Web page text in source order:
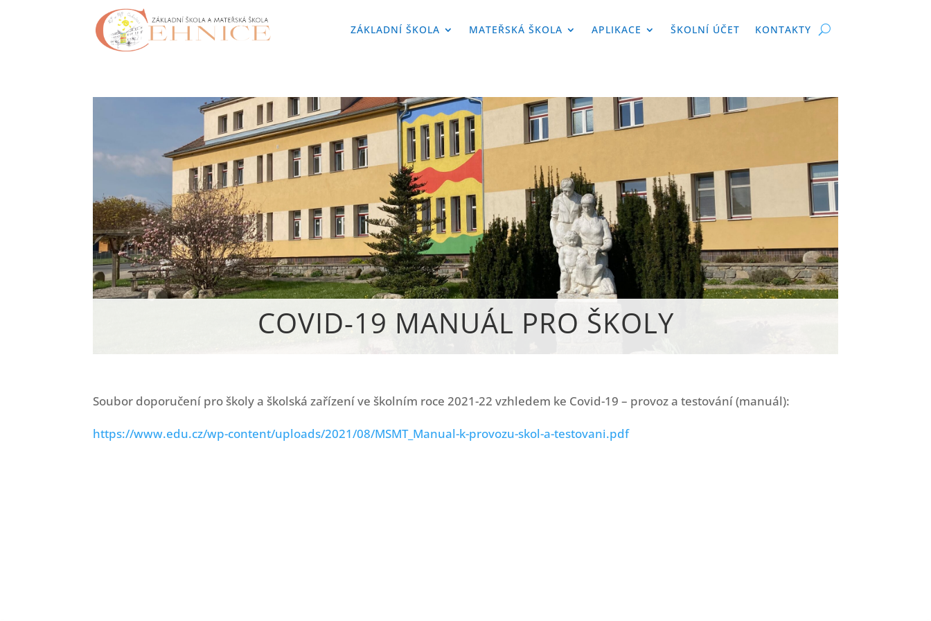
ZÁKLADNÍ ŠKOLA MATEŘSKÁ ŠKOLA APLIKACE ŠKOLNÍ ÚČET KONTAKTY
COVID-19 MANUÁL PRO ŠKOLY
Soubor doporučení pro školy a školská zařízení ve školním roce 2021-22 vzhledem ke Covid-19 – provoz a testování (manuál):
https://www.edu.cz/wp-content/uploads/2021/08/MSMT_Manual-k-provozu-skol-a-testovani.pdf